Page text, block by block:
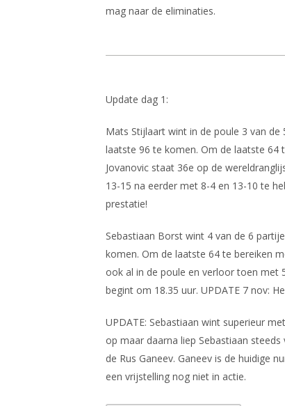
mag naar de eliminaties.
Update dag 1:
Mats Stijlaart wint in de poule 3 van
laatste 96 te komen. Om de laatste 64
Jovanovic staat 36e op de
13-15 na eerder met 8-4 en 13-10 te
prestatie!
Sebastiaan Borst wint 4 van de 6
komen. Om de laatste 64 te bereiken
ook al in de poule en verloor toen met
begint om 18.35 uur. UPDATE 7 nov:
UPDATE: Sebastiaan wint superieur
op maar daarna liep Sebastiaan
de Rus Ganeev. Ganeev is de huidige
een vrijstelling nog niet in actie.